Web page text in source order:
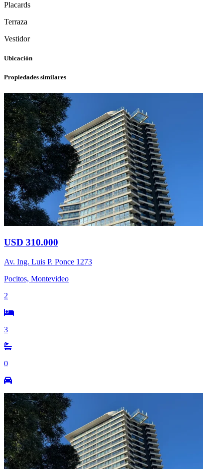
Placards
Terraza
Vestidor
Ubicación
Propiedades similares
USD 310.000
Av. Ing. Luis P. Ponce 1273
Pocitos, Montevideo
2
3
0